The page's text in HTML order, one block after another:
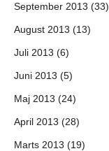
September 2013 (33)
August 2013 (13)
Juli 2013 (6)
Juni 2013 (5)
Maj 2013 (24)
April 2013 (28)
Marts 2013 (19)